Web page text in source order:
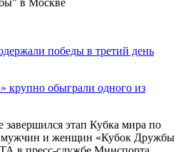
победы в третий день
крупно обыграли одного из
этап Кубка мира по
мужчин и женщин «Кубок Дружбы